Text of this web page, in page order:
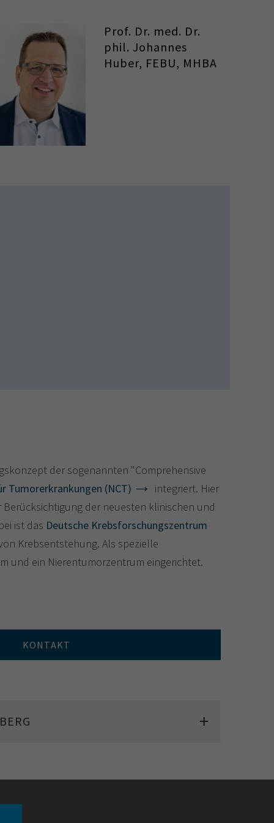
Prof. Dr. med. Dr.
phil. Johannes
Huber, FEBU, MHBA
der sogenannten "Comprehensive
Tumorerkrankungen (NCT)
integriert. Hier
der neuesten klinischen und
ist das Deutsche Krebsforschungszentrum
Krebsentstehung. Als spezielle
und ein Nierentumorzentrum eingerichtet.
KONTAKT